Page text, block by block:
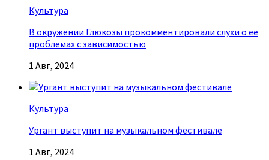
Культура
В окружении Глюкозы прокомментировали слухи о ее
проблемах с зависимостью
1 Авг, 2024
Культура
Ургант выступит на музыкальном фестивале
1 Авг, 2024